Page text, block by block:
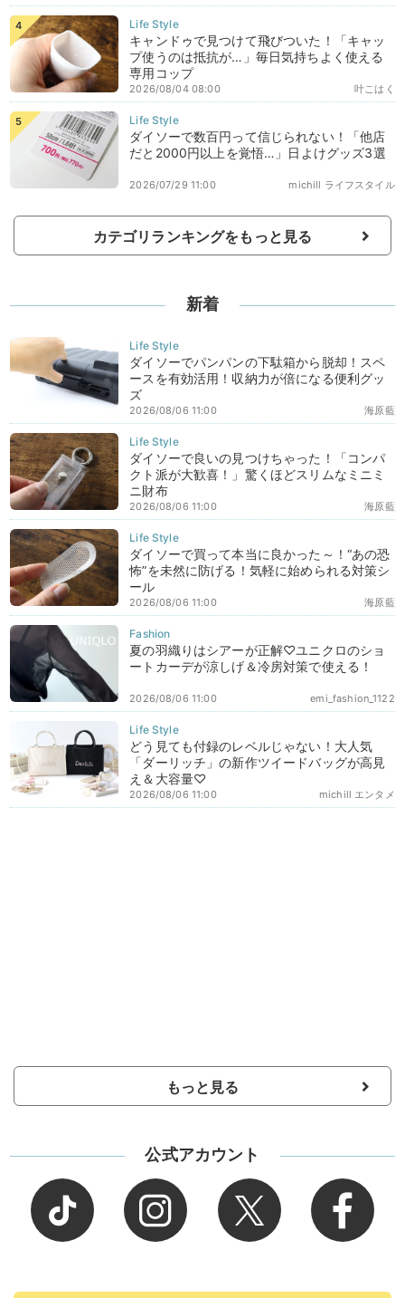
キャンドゥで見つけて飛びついた！「キャッ
プ使うのは抵抗が…」毎日気持ちよく使える
専用コップ
叶こはく
2026/08/04 08:00
ダイソーで数百円って信じられない！「他店
だと2000円以上を覚悟…」日よけグッズ3選
michill ライフスタイル
2026/07/29 11:00
カテゴリランキングをもっと見る
新着
ダイソーでパンパンの下駄箱から脱却！スペ
ースを有効活用！収納力が倍になる便利グッ
ズ
海原藍
2026/08/06 11:00
ダイソーで良いの見つけちゃった！「コンパ
クト派が大歓喜！」驚くほどスリムなミニミ
ニ財布
海原藍
2026/08/06 11:00
ダイソーで買って本当に良かった～！“あの恐
怖”を未然に防げる！気軽に始められる対策シ
ール
海原藍
2026/08/06 11:00
夏の羽織りはシアーが正解♡ユニクロのショ
ートカーデが涼しげ＆冷房対策で使える！
emi_fashion_1122
2026/08/06 11:00
どう見ても付録のレベルじゃない！大人気
「ダーリッチ」の新作ツイードバッグが高見
え＆大容量♡
michill エンタメ
2026/08/06 11:00
もっと見る
公式アカウント